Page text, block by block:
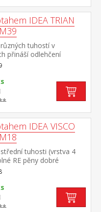
maximální nosnost 2 ×
IDEA TRIAN
tuhostí v
přináší odlehčení
pohybovému aparátu
masážní profilace –
v průběhu spánku
rozdílné tuhosti
všechny typy roštů potah
IDEA VISCO
tuhosti (vrstva 4
RE pěny dobré
a dlouhá životnost
pro všechny typy roštů
vyrobený ze dvou částí,
do 60 °C doporučená